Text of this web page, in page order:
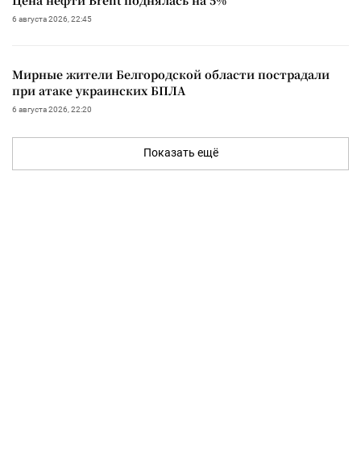
6 августа 2026, 22:45
Мирные жители Белгородской области пострадали
при атаке украинских БПЛА
6 августа 2026, 22:20
Показать ещё